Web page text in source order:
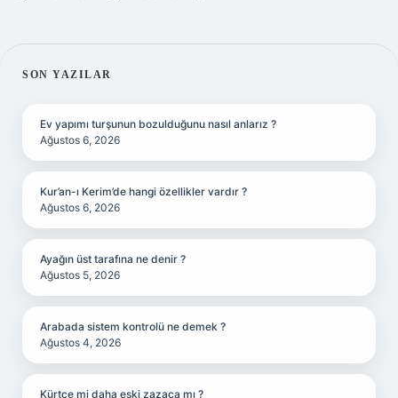
SIDEBAR
SON YAZILAR
Ev yapımı turşunun bozulduğunu nasıl anlarız ?
Ağustos 6, 2026
Kur’an-ı Kerim’de hangi özellikler vardır ?
Ağustos 6, 2026
Ayağın üst tarafına ne denir ?
Ağustos 5, 2026
Arabada sistem kontrolü ne demek ?
Ağustos 4, 2026
Kürtçe mi daha eski zazaca mı ?